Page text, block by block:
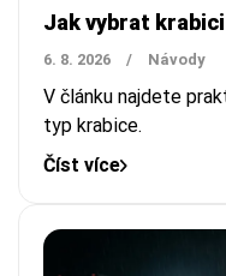
Jak vybrat krabici
6. 8. 2026 / Návody
V článku najdete
typ krabice.
Číst více